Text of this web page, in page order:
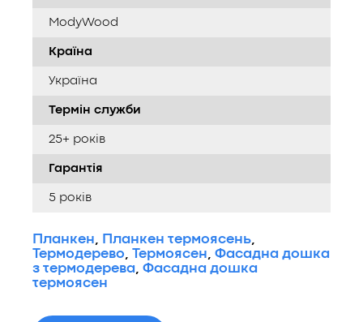
ModyWood
Країна
Україна
Термін служби
25+ років
Гарантія
5 років
Планкен Планкен термоясень
Термодерево
Термоясен
Фасадна дошка
з термодерева Фасадна дошка
термоясен